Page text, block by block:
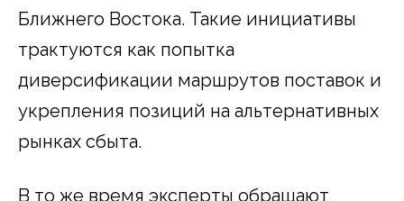
Ближнего Востока. Такие инициативы
трактуются как попытка
диверсификации маршрутов поставок и
укрепления позиций на альтернативных
рынках сбыта.
В то же время эксперты обращают